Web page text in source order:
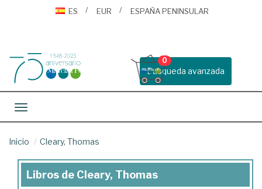
ES
EUR ESPAÑA PENINSULAR
Busqueda avanzada
0
Toggle navigation
Inicio Cleary, Thomas
Libros
Libros de Cleary, Thomas